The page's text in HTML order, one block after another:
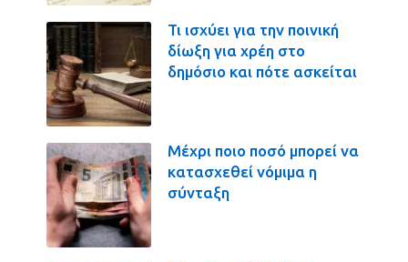
Τι ισχύει για την ποινική
δίωξη για χρέη στο
δημόσιο και πότε ασκείται
Μέχρι ποιο ποσό μπορεί να
κατασχεθεί νόμιμα η
σύνταξη